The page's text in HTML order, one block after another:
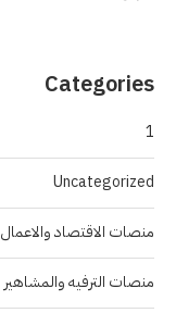
Categories
1
Uncategorized
منصات الاقتصاد والاعمال
منصات الترفيه والمشاهير